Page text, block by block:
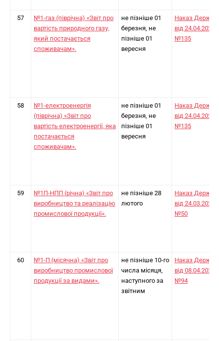
57
№1-газ (піврічна) «Звіт про
вартість природного газу,
який постачається
споживачам».
не пізніше 01
березня, не
пізніше 01
вересня
Наказ
від 24.04.2024
№135
58
№1-електроенергія
(піврічна) «Звіт про
вартість електроенергії, яка
постачається
споживачам».
не пізніше 01
березня, не
пізніше 01
вересня
Наказ
від 24.04.2024
№135
59
№1П-НПП (річна) «Звіт про
виробництво та реалізацію
промислової продукції».
не пізніше 28
лютого
Наказ
від 24.03.2025
№50
60
№1-П (місячна) «Звіт про
виробництво промислової
продукції за видами».
не пізніше 10-го
числа місяця,
наступного за
звітним
Наказ
від 08.04.2024
№94